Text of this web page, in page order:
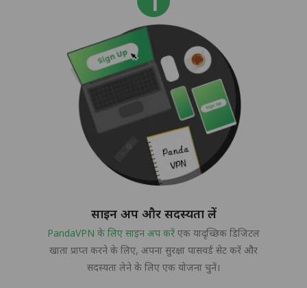
साइन अप और सदस्यता लें
PandaVPN के लिए साइन अप करें एक यादृच्छिक डिजिटल
खाता प्राप्त करने के लिए, अपना सुरक्षा पासवर्ड सेट करें और
सदस्यता लेने के लिए एक योजना चुनें।